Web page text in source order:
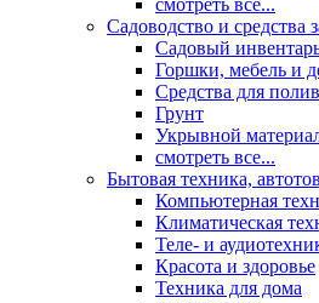
смотреть все...
Садоводство и средства
Садовый
Горшки, мебель и
Средства для
Грунт
Укрывной
смотреть все...
Бытовая техника,
Компьютерная
Климатическая
Теле- и
Красота и здоровье
Техника для дома